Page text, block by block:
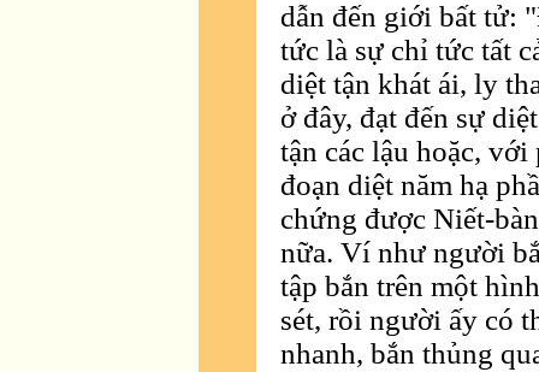
dẫn đến giới bất tử:
tức là sự chỉ tức tất
diệt tận khát ái, ly
ở đây, đạt đến sự
tận các lậu hoặc,
đoạn diệt năm hạ
chứng được Niết-
nữa. Ví như người
tập bắn trên một
sét, rồi người ấy có
nhanh, bắn thủng